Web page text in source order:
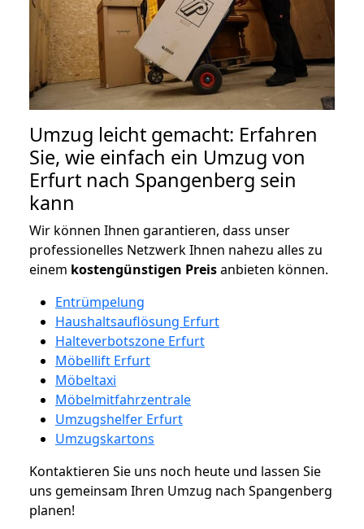
Umzug leicht gemacht: Erfahren
Sie, wie einfach ein Umzug von
Erfurt nach Spangenberg sein
kann
Wir können Ihnen garantieren, dass unser
professionelles Netzwerk Ihnen nahezu alles zu
einem kostengünstigen Preisanbieten können.
Entrümpelung
Haushaltsauflösung Erfurt
Halteverbotszone Erfurt
Möbellift Erfurt
Möbeltaxi
Möbelmitfahrzentrale
Umzugshelfer Erfurt
Umzugskartons
Kontaktieren Sie uns noch heute und lassen Sie
uns gemeinsam Ihren Umzug nach Spangenberg
planen!